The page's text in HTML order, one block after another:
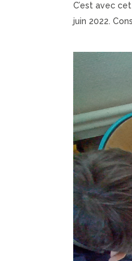
C’est avec
juin 2022.